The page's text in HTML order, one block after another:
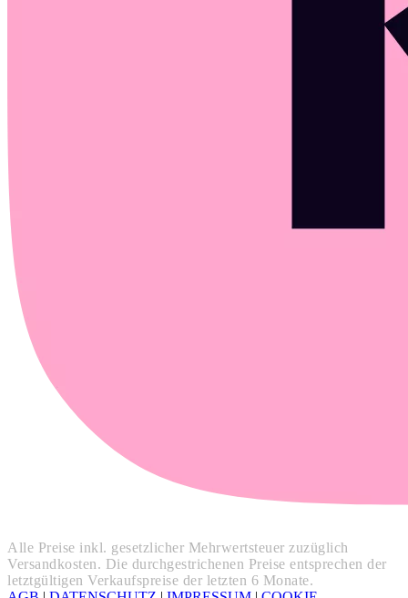
Alle Preise inkl. gesetzlicher Mehrwertsteuer zuzüglich
Versandkosten. Die durchgestrichenen Preise entsprechen der
letztgültigen Verkaufspreise der letzten 6 Monate.